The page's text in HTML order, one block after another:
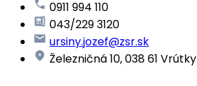
0911 994 110
043/229 3120
ursiny.jozef@zsr.sk
Železničná 10, 038 61 Vrútky